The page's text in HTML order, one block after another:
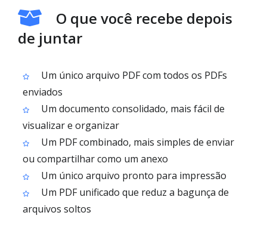
O que você recebe depois
de juntar
Um único arquivo PDF com todos os PDFs
enviados
Um documento consolidado, mais fácil de
visualizar e organizar
Um PDF combinado, mais simples de enviar
ou compartilhar como um anexo
Um único arquivo pronto para impressão
Um PDF unificado que reduz a bagunça de
arquivos soltos